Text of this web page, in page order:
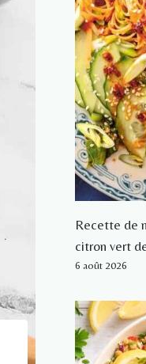
Recette de
citron vert
6 août 2026